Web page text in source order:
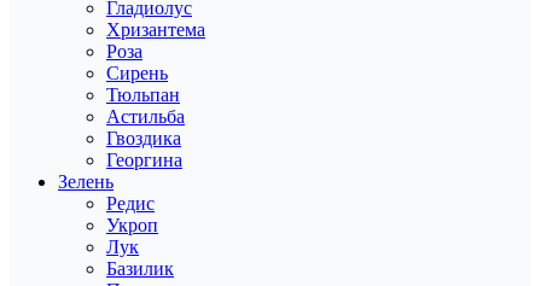
Гладиолус
Хризантема
Роза
Сирень
Тюльпан
Астильба
Гвоздика
Георгина
Зелень
Редис
Укроп
Лук
Базилик